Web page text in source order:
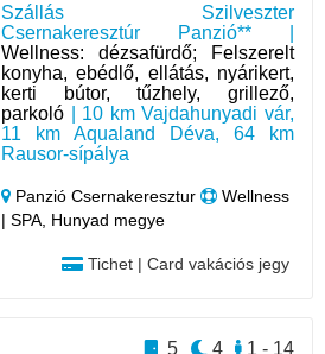
Szállás Szilveszter
Csernakeresztúr Panzió** |
Wellness: dézsafürdő; Felszerelt
konyha, ebédlő, ellátás, nyárikert,
kerti bútor, tűzhely, grillező,
parkoló | 10 km Vajdahunyadi vár,
11 km Aqualand Déva, 64 km
Rausor-sípálya
Panzió Csernakeresztur
Wellness
| SPA, Hunyad megye
Tichet | Card vakációs jegy
1 - 14
4
5